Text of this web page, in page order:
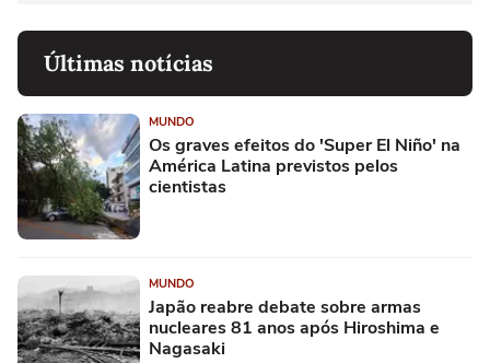
Últimas notícias
MUNDO
Os graves efeitos do 'Super El Niño' na
América Latina previstos pelos
cientistas
MUNDO
Japão reabre debate sobre armas
nucleares 81 anos após Hiroshima e
Nagasaki